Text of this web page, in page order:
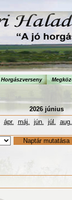
Horgászverseny
2026 június
ápr. máj. jún. júl. aug.